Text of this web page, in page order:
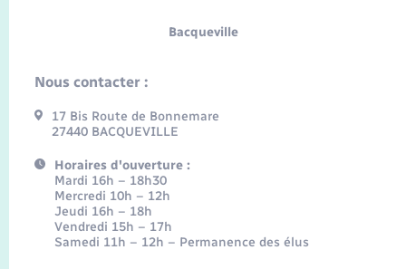
Bacqueville
Nous contacter :
17 Bis Route de Bonnemare
27440 BACQUEVILLE
Horaires d'ouverture :
Mardi 16h – 18h30
Mercredi 10h – 12h
Jeudi 16h – 18h
Vendredi 15h – 17h
Samedi 11h – 12h – Permanence des élus